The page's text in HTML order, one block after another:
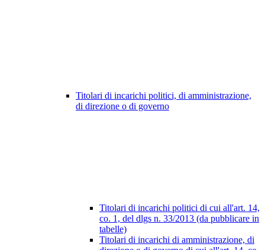
Titolari di incarichi politici, di amministrazione,
di direzione o di governo
Titolari di incarichi politici di cui all'art. 14,
co. 1, del dlgs n. 33/2013 (da pubblicare in
tabelle)
Titolari di incarichi di amministrazione, di